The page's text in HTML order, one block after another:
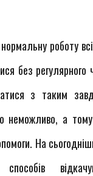
роботу
без регулярного
з таким
неможливо, а
На
способів